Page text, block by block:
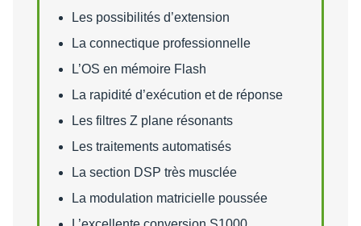
Les possibilités d’extension
La connectique professionnelle
L’OS en mémoire Flash
La rapidité d’exécution et de réponse
Les filtres Z plane résonants
Les traitements automatisés
La section DSP très musclée
La modulation matricielle poussée